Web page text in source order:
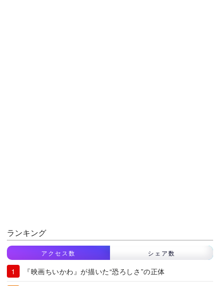
ランキング
アクセス数 シェア数
『映画ちいかわ』が描いた“恐ろしさ”の正体